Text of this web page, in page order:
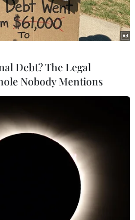
Grindeanu phát biểu tại Bucharest
(Nguồn: EPA/TTXVN)
cầm quyền tại Romania đã
nghị bỏ phiếu bất tín
tướng Sorin Grindeanu.
Debt? The Legal
Nobody Mentions